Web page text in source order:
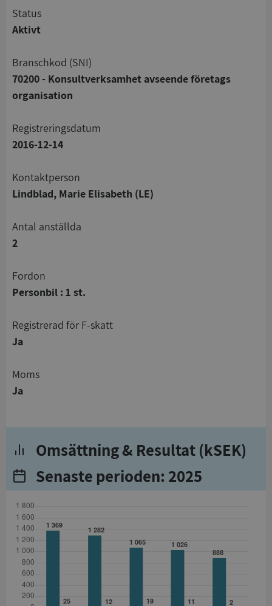
status
Aktivt
branschkod (SNI)
70200 - Konsultverksamhet avseende företags
organisation
registreringsdatum
2016-12-14
Kontaktperson
Lindblad, Marie Elisabeth (LE)
Antal anställda
2
Fordon
Personbil : 1 st.
registrerad för F-skatt
Ja
Moms
Ja
Omsättning & Resultat (kSEK)
Senaste perioden: 2025